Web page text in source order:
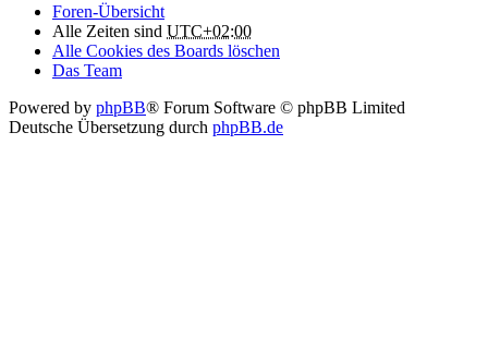
Foren-Übersicht
Alle Zeiten sind UTC+02:00
Alle Cookies des Boards löschen
Das Team
Powered by phpBB® Forum Software © phpBB Limited
Deutsche Übersetzung durch phpBB.de